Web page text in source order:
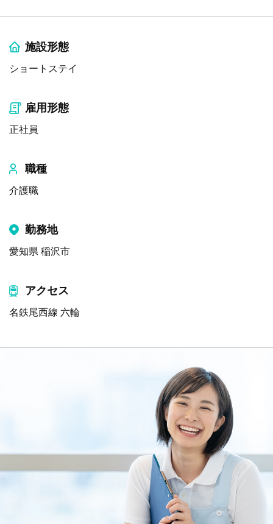
施設形態
ショートステイ
雇用形態
正社員
職種
介護職
勤務地
愛知県 稲沢市
アクセス
名鉄尾西線 六輪